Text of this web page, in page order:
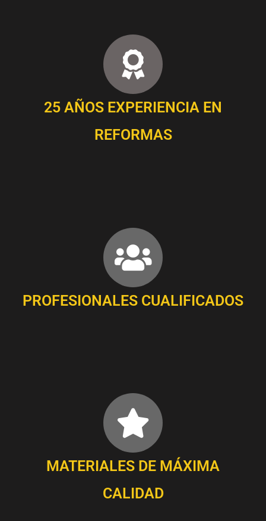
25 AÑOS EXPERIENCIA EN
REFORMAS
PROFESIONALES CUALIFICADOS
MATERIALES DE MÁXIMA
CALIDAD